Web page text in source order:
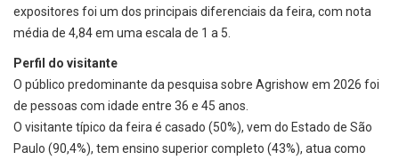
expositores foi um dos principais diferenciais da feira, com nota
média de 4,84 em uma escala de 1 a 5.
Perfil do visitante
O público predominante da pesquisa sobre Agrishow em 2026 foi
de pessoas com idade entre 36 e 45 anos.
O visitante típico da feira é casado (50%), vem do Estado de São
Paulo (90,4%), tem ensino superior completo (43%), atua como